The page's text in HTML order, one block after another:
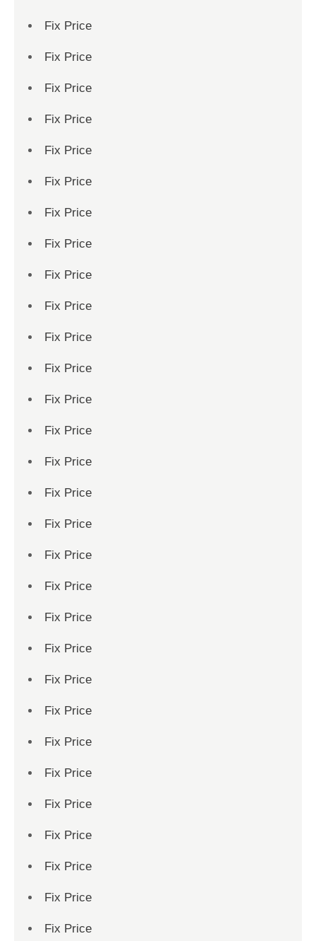
Fix Price
Fix Price
Fix Price
Fix Price
Fix Price
Fix Price
Fix Price
Fix Price
Fix Price
Fix Price
Fix Price
Fix Price
Fix Price
Fix Price
Fix Price
Fix Price
Fix Price
Fix Price
Fix Price
Fix Price
Fix Price
Fix Price
Fix Price
Fix Price
Fix Price
Fix Price
Fix Price
Fix Price
Fix Price
Fix Price